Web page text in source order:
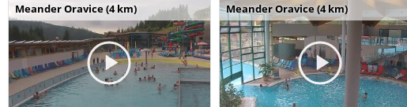
Meander Oravice (4 km) Meander Oravice (4 km)